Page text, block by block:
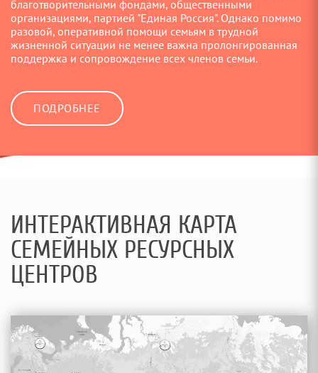
благотворительными фондами, общественными
организациями, партией "Единая Россия". Однако помимо
разовой, оперативной помощи семьям в трудной
жизненной ситуации не менее важна пролонгированная
поддержка и сопровождение всех членов семьи.
ПОДРОБНЕЕ
ИНТЕРАКТИВНАЯ КАРТА
СЕМЕЙНЫХ РЕСУРСНЫХ
ЦЕНТРОВ